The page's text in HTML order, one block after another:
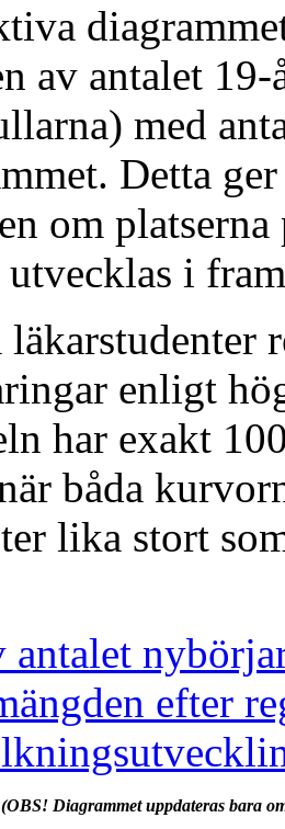
av antalet
med
Detta
om
i
enligt
har exakt
båda
lika stort
antalet
efter
(OBS! Diagrammet uppdateras bara